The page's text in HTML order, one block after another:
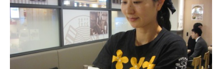
즐겨찾기